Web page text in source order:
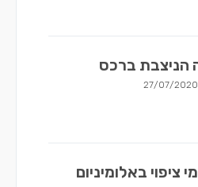
הניצבת ברכס
27/07/2020
ציפוי באלומיניום